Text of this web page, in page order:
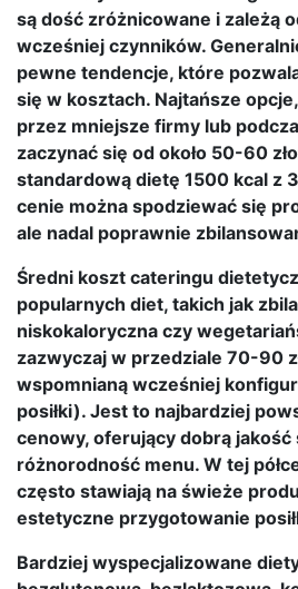
są dość zróżnicowane i zależą
wcześniej czynników.
pewne tendencje, które
się w kosztach. Najtańsze
przez mniejsze firmy lub
zaczynać się od około 50-60
standardową dietę 1500 kcal z
cenie można spodziewać się
ale nadal poprawnie
Średni koszt cateringu
popularnych diet, takich jak
niskokaloryczna czy
zazwyczaj w przedziale 70-90
wspomnianą wcześniej
posiłki). Jest to najbardziej
cenowy, oferujący dobrą jakość
różnorodność menu. W tej
często stawiają na świeże
estetyczne przygotowanie
Bardziej wyspecjalizowane